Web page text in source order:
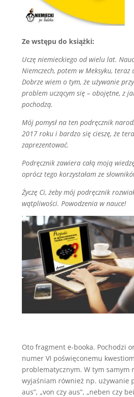
Ze wstępu do książki:
Uczę niemieckiego od wielu lat.
Niemczech, potem w Meksyku, teraz
Dobrze wiem o tym, że używanie
problem uczącym się – obojętne, z
pochodzą.
Mój pomysł na ten podręcznik
2017 roku i bardzo się cieszę, że
zaprezentować.
Podręcznik zawiera całą moją
oprócz tego korzystałam ze
Życzę Ci, żeby mój podręcznik
wątpliwości. Powodzenia w nauce!
Oto fragment e-booka. Pochodzi
numer VI poświęconemu kwestiom
problematycznym. W tym samym
wyjaśniam również np. używanie
aus”, „von czy aus”, „neben czy